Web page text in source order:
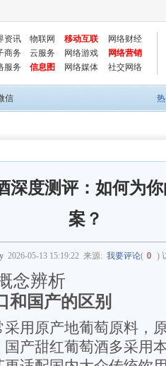
资讯 物联网 移动互联
网络财经
商务
云服务 网络游戏
网络营销
服务
信息图 网络媒体 社交网络
信
深度测评：如何为
案？
2026-05-13 15:19:22来源: 我要评论( 0 )
念辨析
和国产的区别
用原产地葡萄原料，
产甜红葡萄酒多采用